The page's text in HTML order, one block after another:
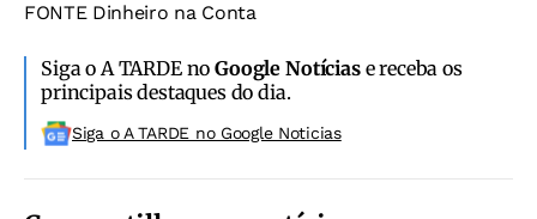
FONTE Dinheiro na Conta
Siga o A TARDE noGoogle Notíciase receba os
principais destaques do dia.
Siga o A TARDE no Google Noticias